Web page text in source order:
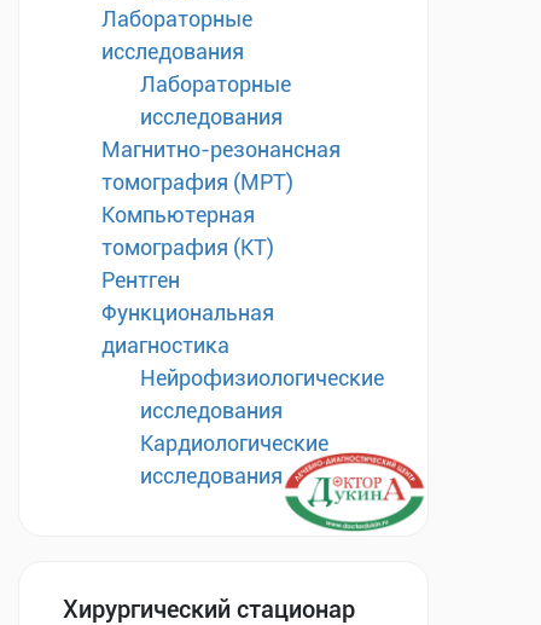
Лабораторные
исследования
Лабораторные
исследования
Магнитно-резонансная
томография (МРТ)
Компьютерная
томография (КТ)
Рентген
Функциональная
диагностика
Нейрофизиологические
исследования
Кардиологические
исследования
Хирургический стационар